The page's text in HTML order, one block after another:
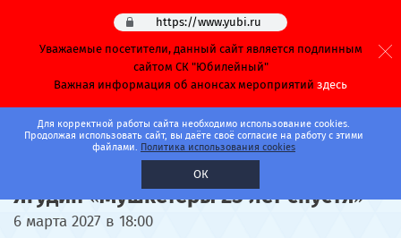
Для корректной работы сайта необходимо использование cookies.
Продолжая использовать сайт, вы даёте своё согласие на работу с этими
файлами. Политика использования cookies
ОК
https://www.yubi.ru
Уважаемые посетители, данный сайт является подлинным
сайтом СК "Юбилейный"
Важная информация об анонсах мероприятий здесь
Главная Афиша Спорт Концерты
Евгений Плющенко и Алексей
Ягудин «Мушкетеры 25 лет спустя»
6 марта 2027 в 18:00